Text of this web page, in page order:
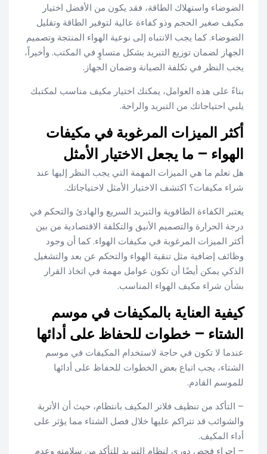
الضوضاء واستهلاك الطاقة، فقد يكون من الأفضل اختيار
مكيف صغير الحجم وذو كفاءة عالية لتوفير الطاقة وتقليل
الضوضاء. كما يجب الانتباه إلى نوعية الهواء المنتجة وتصميم
الجهاز لضمان توزيع التبريد بشكل متساوٍ في المكتب. وأخيراً،
يجب النظر في تكلفة الصيانة وضمان الجهاز.
بناءً على هذه العوامل، يمكنك اختيار مكيف مناسب لمكتبك
يلبي احتياجاتك من التبريد والراحة.
أكثر الميزات المرغوبة في مكيفات
الهواء – ما يجعل الاختيار الأمثل
هل تعلم ما هي الميزات المهمة التي يجب النظر إليها عند
شراء مكيفات؟ اكتشف الاختيار الأمثل لاحتياجاتك.
يعتبر الكفاءة الطاقوية والتبريد السريع والهادئ والتحكم في
درجة الحرارة والتصميم الأنيق والتكلفة الاقتصادية من بين
أكثر الميزات المرغوبة في مكيفات الهواء. كما أن وجود
وظائف إضافية مثل تنقية الهواء والتحكم عن بعد والتشغيل
الذكي يمكن أيضًا أن تكون عوامل مهمة في اتخاذ القرار
بشأن شراء مكيف الهواء المناسب.
كيفية العناية بالمكيفات في موسم
الشتاء – خطوات للحفاظ على أدائها
عندما لا تكون في حاجة لاستخدام المكيفات في موسم
الشتاء، يجب اتباع بعض الخطوات للحفاظ على أدائها
للموسم القادم.
– التأكد من تنظيف فلاتر المكيف بانتظام، حيث أن الأتربة
والشوائب قد تتراكم عليها خلال فصل الشتاء مما يؤثر على
أداء المكيف.
– إجراء فحص دوري لنظام التبريد للتأكد من سلامته وعدم